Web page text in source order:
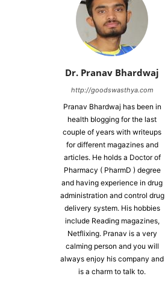
Dr. Pranav Bhardwaj
http://goodswasthya.com
Pranav Bhardwaj has been in
health blogging for the last
couple of years with writeups
for different magazines and
articles. He holds a Doctor of
Pharmacy ( PharmD ) degree
and having experience in drug
administration and control drug
delivery system. His hobbies
include Reading magazines,
Netflixing. Pranav is a very
calming person and you will
always enjoy his company and
is a charm to talk to.